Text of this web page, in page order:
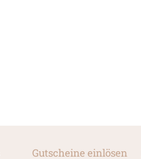
Gutscheine einlösen